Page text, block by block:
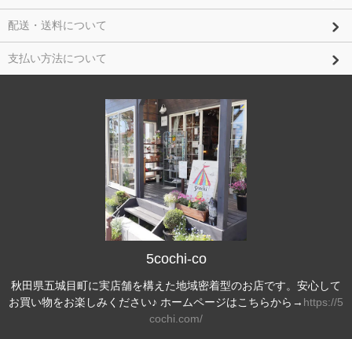
配送・送料について
支払い方法について
5cochi-co
秋田県五城目町に実店舗を構えた地域密着型のお店です。安心して
お買い物をお楽しみください♪ ホームページはこちらから→ https://5
cochi.com/